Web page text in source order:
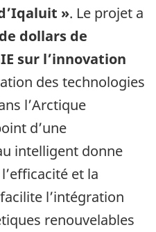
». Le projet a
dollars de
sur l’innovation
des technologies
l’Arctique
d’une
intelligent donne
et la
l’intégration
renouvelables